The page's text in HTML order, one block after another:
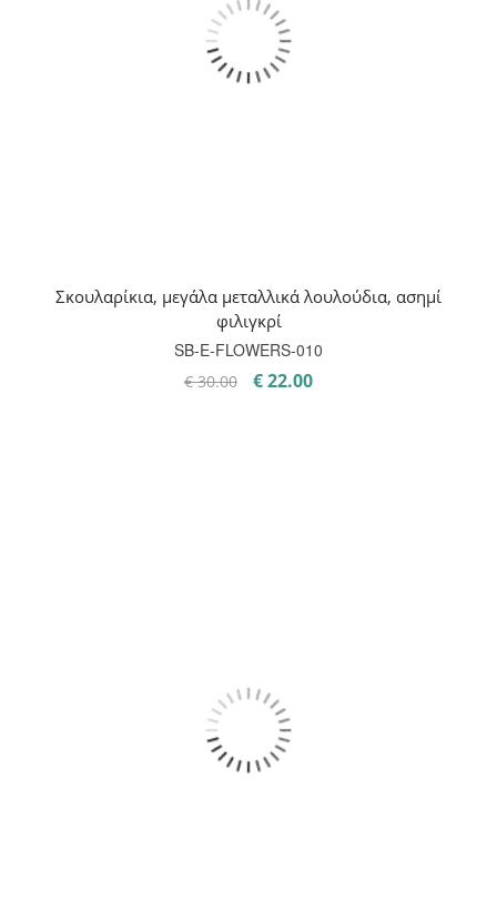
Σκουλαρίκια, μεγάλα μεταλλικά λουλούδια, ασημί
φιλιγκρί
SB-E-FLOWERS-010
€30.00
Original
€22.00Η